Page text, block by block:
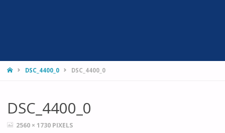
HOMEDSC_4400_0 DSC_4400_0
DSC_4400_0
FULL2560 × 1730 PIXELS